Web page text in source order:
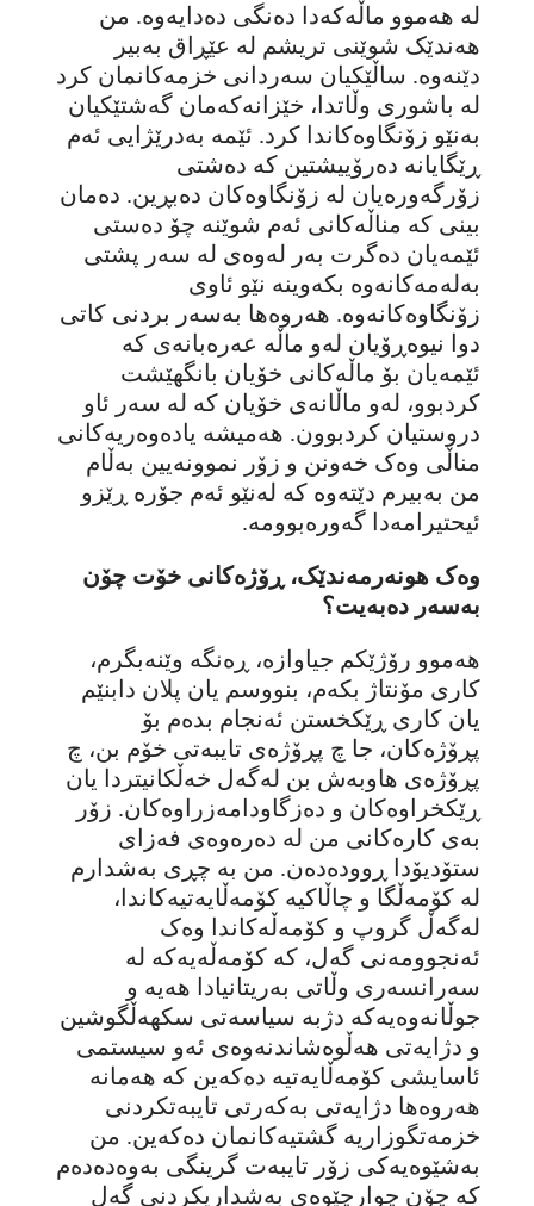
لە هەموو ماڵەکەدا دەنگی دەدایەوە. من
هەندێک شوێنی تریشم لە عێڕاق بەبیر
دێنەوە. ساڵێکیان سەردانی خزمەکانمان کرد
لە باشوری وڵاتدا، خێزانەکەمان گەشتێکیان
بەنێو زۆنگاوەکاندا کرد. ئێمە بەدرێژایی ئەم
ڕێگایانە دەرۆییشتین کە دەشتی
زۆرگەورەیان لە زۆنگاوەکان دەبڕین. دەمان
بینی کە مناڵەکانی ئەم شوێنە چۆ دەستی
ئێمەیان دەگرت بەر لەوەی لە سەر پشتی
بەلەمەکانەوە بکەوینە نێو ئاوی
زۆنگاوەکانەوە. هەروەها بەسەر بردنی کاتی
دوا نیوەڕۆیان لەو ماڵە عەرەبانەی کە
ئێمەیان بۆ ماڵەکانی خۆیان بانگهێشت
کردبوو، لەو ماڵانەی خۆیان کە لە سەر ئاو
دروستیان کردبوون. هەمیشە یادەوەریەکانی
مناڵی وەک خەونن و زۆر نموونەیین بەڵام
من بەبیرم دێتەوە کە لەنێو ئەم جۆرە ڕێزو
ئیحتیرامەدا گەورەبوومە.
وەک هونەرمەندێک، ڕۆژەکانی خۆت چۆن
بەسەر دەبەیت؟
هەموو رۆژێکم جیاوازە، ڕەنگە وێنەبگرم،
کاری مۆنتاژ بکەم، بنووسم یان پلان دابنێم
یان کاری ڕێکخستن ئەنجام بدەم بۆ
پڕۆژەکان، جا چ پڕۆژەی تایبەتی خۆم بن، چ
پڕۆژەی هاوبەش بن لەگەل خەڵکانیتردا یان
ڕێكخراوەکان و دەزگاودامەزراوەکان. زۆر
بەی کارەکانی من لە دەرەوەی فەزای
ستۆدیۆدا ڕوودەدەن. من بە چڕی بەشدارم
لە کۆمەڵگا و چاڵاکیە کۆمەڵایەتیەکاندا،
لەگەڵ گروپ و کۆمەڵەکاندا وەک
ئەنجوومەنی گەل، کە کۆمەڵەیەکە لە
سەرانسەری وڵاتی بەریتانیادا هەیە و
جوڵانەوەیەکە دژبە سیاسەتی سکهەڵگوشین
و دژایەتی هەڵوەشاندنەوەی ئەو سیستمی
ئاسایشی کۆمەڵایەتیە دەکەین کە هەمانە
هەروەها دژایەتی بەکەرتی تایبەتکردنی
خزمەتگوزاریە گشتیەکانمان دەکەین. من
بەشێوەیەکی زۆر تایبەت گرینگی بەوەدەدەم
کە چۆن چوارچێوەی بەشداریکردنی گەل